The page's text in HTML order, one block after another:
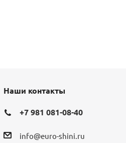
Наши контакты
+7 981 081-08-40
info@euro-shini.ru